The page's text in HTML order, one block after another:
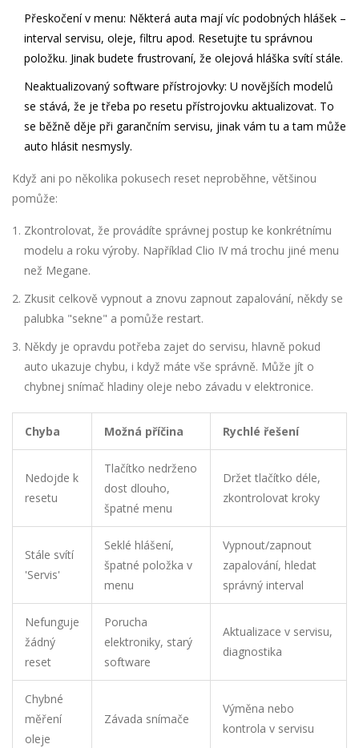
Přeskočení v menu: Některá auta mají víc podobných hlášek –
interval servisu, oleje, filtru apod. Resetujte tu správnou
položku. Jinak budete frustrovaní, že olejová hláška svítí stále.
Neaktualizovaný software přístrojovky: U novějších modelů
se stává, že je třeba po resetu přístrojovku aktualizovat. To
se běžně děje při garančním servisu, jinak vám tu a tam může
auto hlásit nesmysly.
Když ani po několika pokusech reset neproběhne, většinou
pomůže:
Zkontrolovat, že provádíte správnej postup ke konkrétnímu
modelu a roku výroby. Například Clio IV má trochu jiné menu
než Megane.
Zkusit celkově vypnout a znovu zapnout zapalování, někdy se
palubka "sekne" a pomůže restart.
Někdy je opravdu potřeba zajet do servisu, hlavně pokud
auto ukazuje chybu, i když máte vše správně. Může jít o
chybnej snímač hladiny oleje nebo závadu v elektronice.
Chyba Možná příčina Rychlé řešení
Nedojde k
resetu
Tlačítko nedrženo
dost dlouho,
špatné menu
Držet tlačítko déle,
zkontrolovat kroky
Stále svítí
'Servis'
Seklé hlášení,
špatné položka v
menu
Vypnout/zapnout
zapalování, hledat
správný interval
Nefunguje
žádný
reset
Porucha
elektroniky, starý
software
Aktualizace v servisu,
diagnostika
Chybné
měření
oleje
Závada snímače
Výměna nebo
kontrola v servisu